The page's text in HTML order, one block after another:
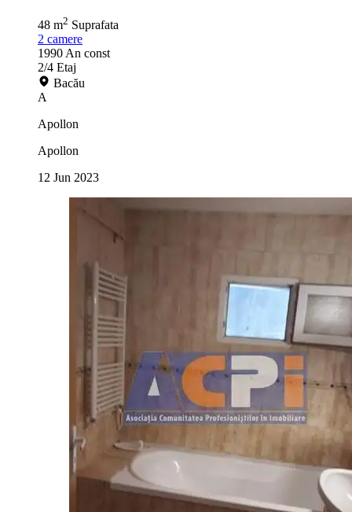
48 m2 Suprafata
2 camere
1990 An const
2/4 Etaj
Bacău
A
Apollon
Apollon
12 Jun 2023